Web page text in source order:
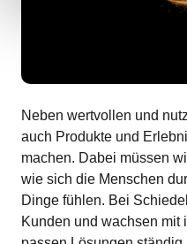
Neben wertvollen und
auch Produkte und
machen. Dabei müssen
wie sich die Menschen
Dinge fühlen. Bei
Kunden und wachsen mit